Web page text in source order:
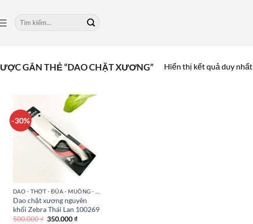
Tìm
kiếm:
GẮN THẺ “DAO CHẶT XƯƠNG” Hiển thị kết quả duy nhất
-30%
Dao chặt xương nguyên
khối Zebra Thái Lan 100269
500.000₫ Giá
350.000₫Giá